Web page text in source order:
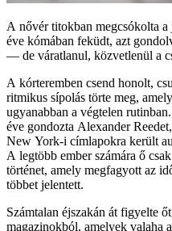
A nővér titokban megcsókolta
éve kómában feküdt, azt
— de váratlanul, közvetlenül a
A kórteremben csend honolt,
ritmikus sípolás törte meg,
ugyanabban a végtelen
éve gondozta Alexander
New York-i címlapokra került
A legtöbb ember számára ő
történet, amely megfagyott az
többet jelentett.
Számtalan éjszakán át figyelte
magazinokból, amelyek valaha